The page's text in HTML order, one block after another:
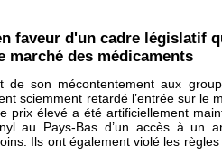
faveur d'un cadre législatif
des médicaments
son mécontentement aux
sciemment retardé l’entrée sur le
prix élevé a été artificiellement
au Pays-Bas d’un accès à un
Ils ont également violé les règles